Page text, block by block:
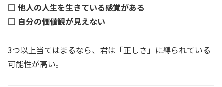
□ 他人の人生を生きている感覚がある
□ 自分の価値観が見えない
3つ以上当てはまるなら、君は「正しさ」に縛られている
可能性が高い。